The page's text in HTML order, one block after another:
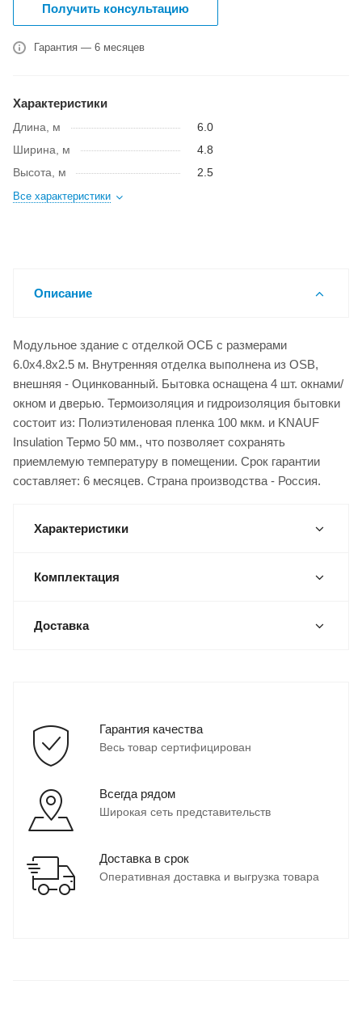
Получить консультацию
Гарантия — 6 месяцев
Характеристики
Длина, м
6.0
Ширина, м
4.8
Высота, м
2.5
Все характеристики
Описание
Модульное здание с отделкой ОСБ с размерами
6.0x4.8x2.5 м. Внутренняя отделка выполнена из OSB,
внешняя - Оцинкованный. Бытовка оснащена 4 шт. окнами/
окном и дверью. Термоизоляция и гидроизоляция бытовки
состоит из: Полиэтиленовая пленка 100 мкм. и KNAUF
Insulation Термо 50 мм., что позволяет сохранять
приемлемую температуру в помещении. Срок гарантии
составляет: 6 месяцев. Страна производства - Россия.
Характеристики
Комплектация
Доставка
Гарантия качества
Весь товар сертифицирован
Всегда рядом
Широкая сеть представительств
Доставка в срок
Оперативная доставка и выгрузка товара